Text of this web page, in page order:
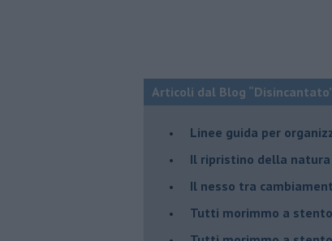
Articoli dal Blog
​Linee guida per
​Il ripristino della natura
Il nesso tra
Tutti morimmo a